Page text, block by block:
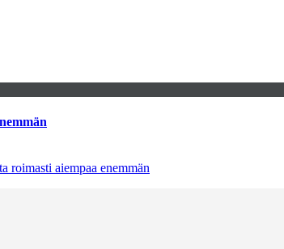
roimasti aiempaa enemmän